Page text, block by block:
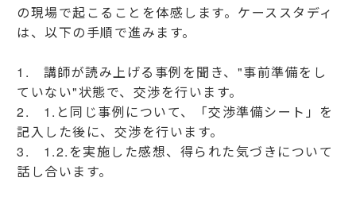
の現場で起こることを体感します。ケーススタディ
は、以下の手順で進みます。
1. 講師が読み上げる事例を聞き、"事前準備をし
ていない"状態で、交渉を行います。
2. 1.と同じ事例について、「交渉準備シート」を
記入した後に、交渉を行います。
3. 1.2.を実施した感想、得られた気づきについて
話し合います。